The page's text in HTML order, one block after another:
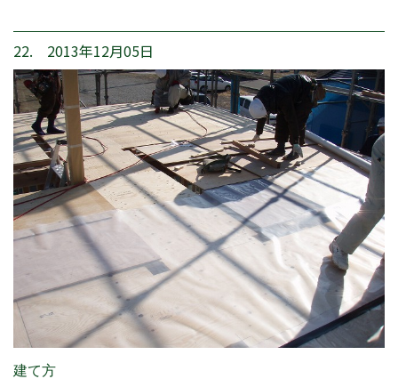
22. 2013年12月05日
建て方